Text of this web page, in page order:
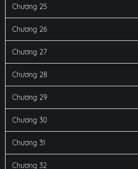
Chương 25
Chương 26
Chương 27
Chương 28
Chương 29
Chương 30
Chương 31
Chương 32